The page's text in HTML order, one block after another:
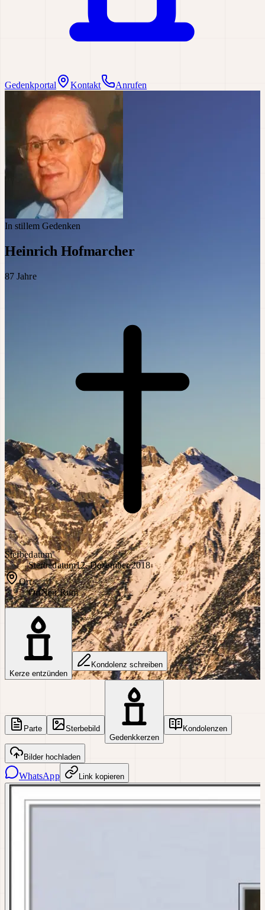
Gedenkportal Kontakt Anrufen
In stillem Gedenken
Heinrich Hofmarcher
87 Jahre
Sterbedatum
Sterbedatum12. Dezember 2018
Ort
OrtNeu Rum
Kerze entzünden
Kondolenz schreiben
Parte
Sterbebild
Gedenkkerzen
Kondolenzen
Bilder hochladen
WhatsApp Link kopieren